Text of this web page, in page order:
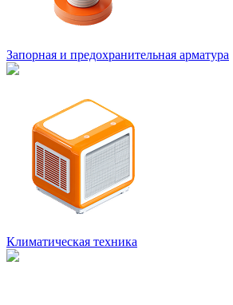
Запорная и предохранительная арматура
Климатическая техника